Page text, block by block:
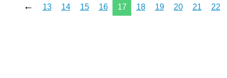
← 13 14 15 16 17 18 19 20 21 22